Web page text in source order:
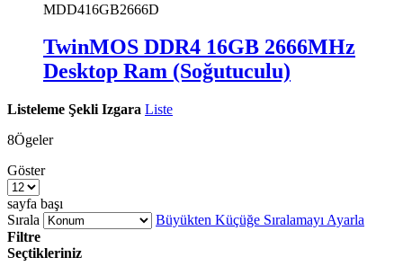
MDD416GB2666D
TwinMOS DDR4 16GB 2666MHz
Desktop Ram (Soğutuculu)
Listeleme Şekli Izgara Liste
8Ögeler
Göster
sayfa başı
Sırala
Büyükten Küçüğe Sıralamayı Ayarla
Filtre
Seçtikleriniz